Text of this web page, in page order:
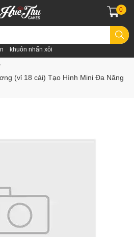
khuôn nhấn xôi
0
(vỉ 18 cái) Tạo Hình Mini Đa Năng